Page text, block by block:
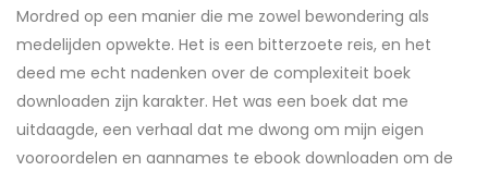
Mordred op een manier die me zowel bewondering als
medelijden opwekte. Het is een bitterzoete reis, en het
deed me echt nadenken over de complexiteit boek
downloaden zijn karakter. Het was een boek dat me
uitdaagde, een verhaal dat me dwong om mijn eigen
vooroordelen en aannames te ebook downloaden om de